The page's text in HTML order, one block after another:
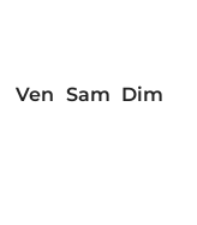
Ven Sam Dim